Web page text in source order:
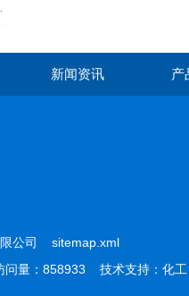
新闻资讯 产
限公司 sitemap.xml
量：858933 技术支持： 化工